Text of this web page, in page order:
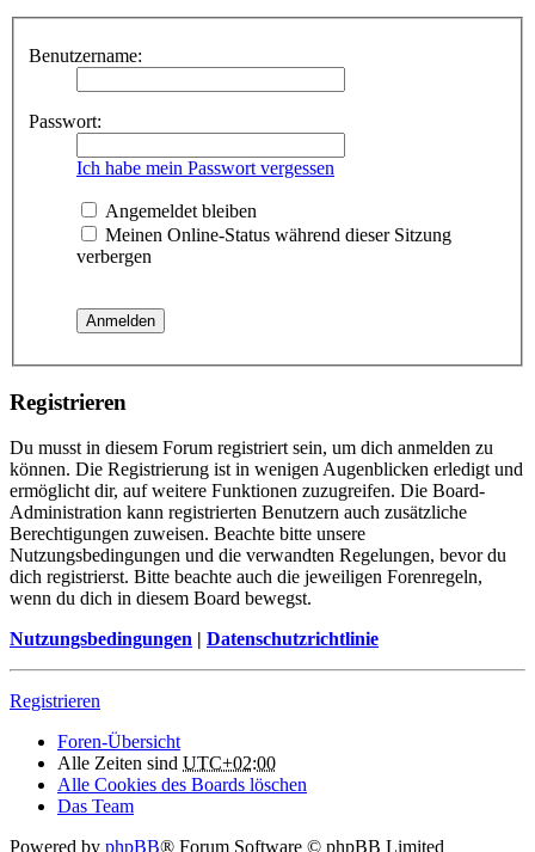
Benutzername:
Passwort:
Ich habe mein Passwort vergessen
Angemeldet bleiben
Meinen Online-Status während dieser Sitzung
verbergen
Registrieren
Du musst in diesem Forum registriert sein, um dich anmelden zu
können. Die Registrierung ist in wenigen Augenblicken erledigt und
ermöglicht dir, auf weitere Funktionen zuzugreifen. Die Board-
Administration kann registrierten Benutzern auch zusätzliche
Berechtigungen zuweisen. Beachte bitte unsere
Nutzungsbedingungen und die verwandten Regelungen, bevor du
dich registrierst. Bitte beachte auch die jeweiligen Forenregeln,
wenn du dich in diesem Board bewegst.
Nutzungsbedingungen | Datenschutzrichtlinie
Registrieren
Foren-Übersicht
Alle Zeiten sind UTC+02:00
Alle Cookies des Boards löschen
Das Team
Powered by phpBB® Forum Software © phpBB Limited